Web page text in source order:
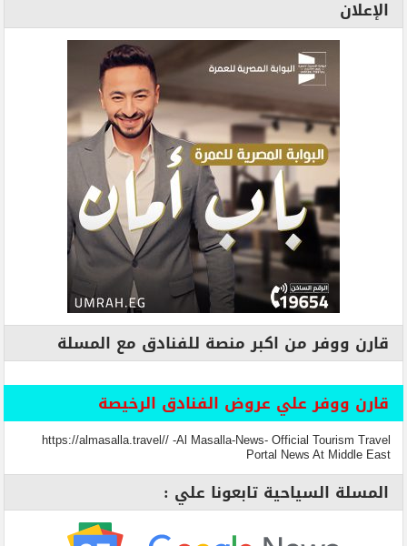
الإعلان
قارن ووفر من اكبر منصة للفنادق مع المسلة
قارن ووفر علي عروض الفنادق الرخيصة
https://almasalla.travel// -Al Masalla-News- Official Tourism Travel
Portal News At Middle East
المسلة السياحية تابعونا علي :